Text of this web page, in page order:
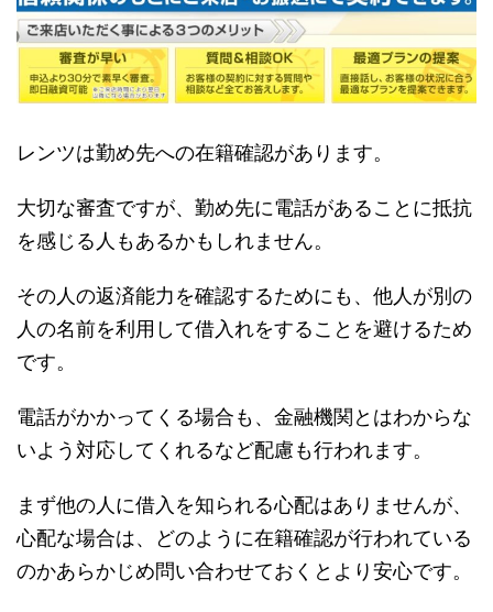
レンツは勤め先への在籍確認があります。
大切な審査ですが、勤め先に電話があることに抵抗
を感じる人もあるかもしれません。
その人の返済能力を確認するためにも、他人が別の
人の名前を利用して借入れをすることを避けるため
です。
電話がかかってくる場合も、金融機関とはわからな
いよう対応してくれるなど配慮も行われます。
まず他の人に借入を知られる心配はありませんが、
心配な場合は、どのように在籍確認が行われている
のかあらかじめ問い合わせておくとより安心です。